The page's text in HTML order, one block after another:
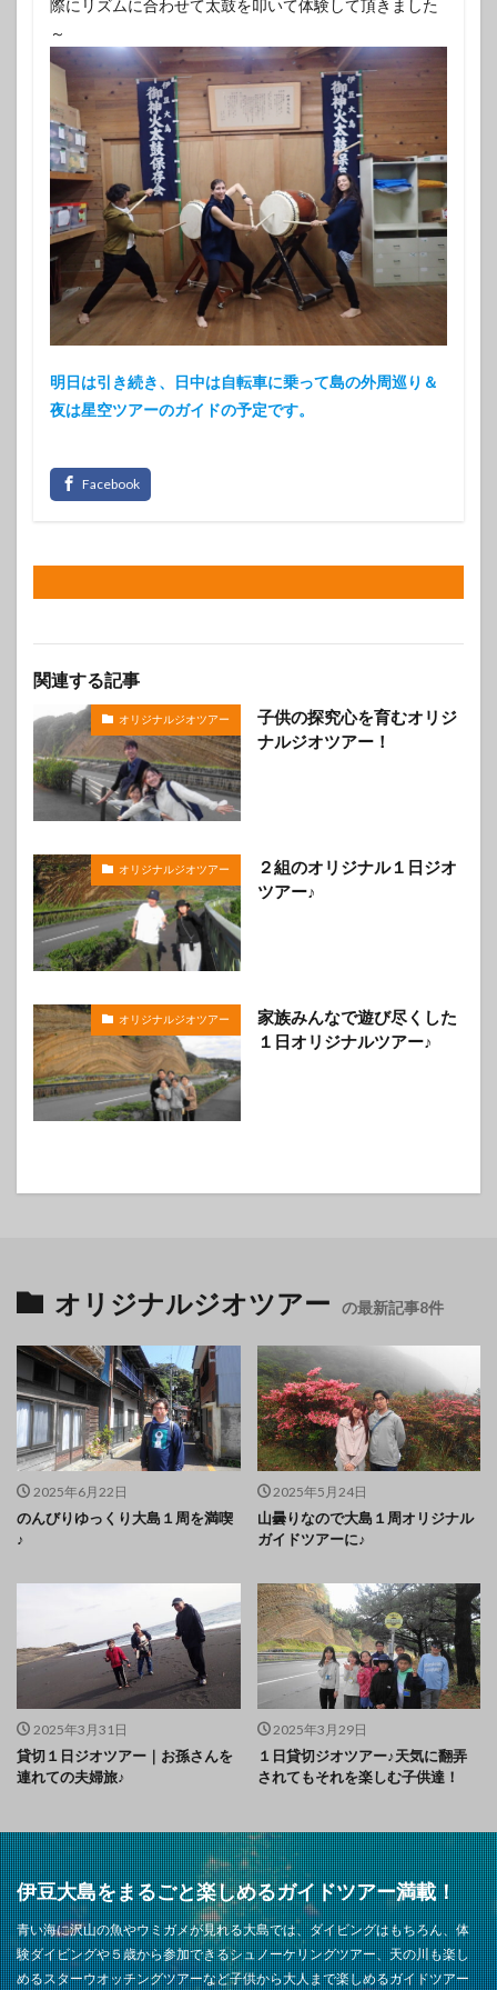
際にリズムに合わせて太鼓を叩いて体験して頂きました
～
明日は引き続き、日中は自転車に乗って島の外周巡り＆
夜は星空ツアーのガイドの予定です。
関連する記事
オリジナルジオツアー
子供の探究心を育むオリジ
ナルジオツアー！
オリジナルジオツアー
２組のオリジナル１日ジオ
ツアー♪
オリジナルジオツアー
家族みんなで遊び尽くした
１日オリジナルツアー♪
オリジナルジオツアー の最新記事8件
2025年6月22日
のんびりゆっくり大島１周を満喫
♪
2025年5月24日
山曇りなので大島１周オリジナル
ガイドツアーに♪
2025年3月31日
貸切１日ジオツアー｜お孫さんを
連れての夫婦旅♪
2025年3月29日
１日貸切ジオツアー♪天気に翻弄
されてもそれを楽しむ子供達！
伊豆大島をまるごと楽しめるガイドツアー満載！
青い海に沢山の魚やウミガメが見れる大島では、ダイビングはもちろん、体
験ダイビングや５歳から参加できるシュノーケリングツアー、天の川も楽し
めるスターウオッチングツアーなど子供から大人まで楽しめるガイドツアー